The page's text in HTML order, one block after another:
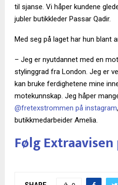
til sjanse. Vi håper kundene
jubler butikkleder Passar Qadir.
Med seg på laget har hun blant
– Jeg er nyutdannet med en
stylinggrad fra London. Jeg er
kan bruke ferdighetene mine
motekunnskap. Jeg håper
@fretexstrommen på instagram
butikkmedarbeider Amelia.
Følg